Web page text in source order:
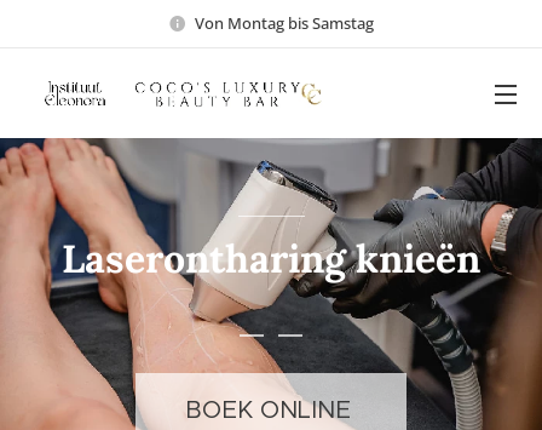
Von Montag bis Samstag
Laserontharing knieën
BOEK ONLINE